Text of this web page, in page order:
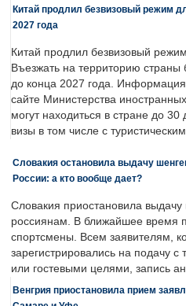
Китай продлил безвизовый режим
2027 года
Китай продлил безвизовый
Въезжать на территорию страны
до конца 2027 года.
сайте Министерства
могут находиться в стране до
визы в том числе с
Словакия остановила выдачу
России: а кто вообще дает?
Словакия приостановила выдачу
россиянам. В ближайшее время
спортсмены. Всем заявителям,
зарегистрировались на подачу
или гостевыми целями, запись
Венгрия приостановила прием